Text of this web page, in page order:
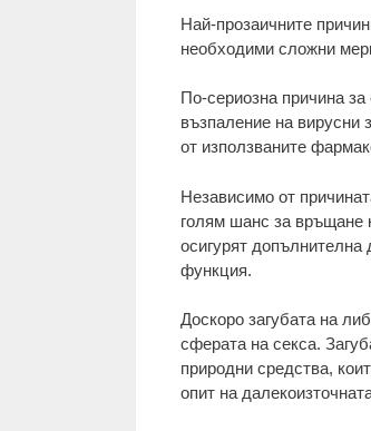
Най-прозаичните
необходими сложни
По-сериозна причина
възпаление на
от използваните
Независимо от
голям шанс за връщане
осигурят допълнителна
функция.
Доскоро загубата на
сферата на секса.
природни средства,
опит на